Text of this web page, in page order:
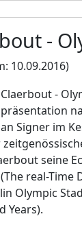
-
10.09.2016)
Signer im
seine
real-Time
Olympic
Years).